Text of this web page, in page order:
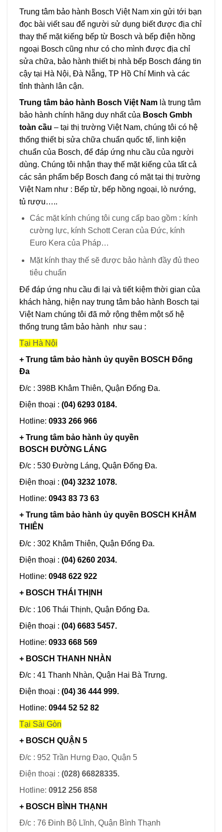
Trung tâm bảo hành Bosch Việt Nam xin gửi tới bạn
đọc bài viết sau để người sử dụng biết được địa chỉ
thay thế mặt kiếng bếp từ Bosch và bếp điện hồng
ngoại Bosch cũng như có cho mình được địa chỉ
sửa chữa, bảo hành thiết bị nhà bếp Bosch đáng tin
cậy tại Hà Nội, Đà Nẵng, TP Hồ Chí Minh và các
tỉnh thành lân cận.
Trung tâm bảo hành Bosch Việt Nam là trung tâm
bảo hành chính hãng duy nhất của Bosch Gmbh
toàn cầu – tại thị trường Việt Nam, chúng tôi có hệ
thống thiết bị sửa chữa chuẩn quốc tế, linh kiện
chuẩn của Bosch, để đáp ứng nhu cầu của người
dùng. Chúng tôi nhận thay thế mặt kiếng của tất cả
các sản phẩm bếp Bosch đang có mặt tại thị trường
Việt Nam như : Bếp từ, bếp hồng ngoại, lò nướng,
tủ rượu…..
Các mặt kính chúng tôi cung cấp bao gồm : kính
cường lực, kính Schott Ceran của Đức, kính
Euro Kera của Pháp…
Mặt kính thay thế sẽ được bảo hành đầy đủ theo
tiêu chuẩn
Để đáp ứng nhu cầu đi lại và tiết kiệm thời gian của
khách hàng, hiện nay trung tâm bảo hành Bosch tại
Việt Nam chúng tôi đã mở rộng thêm một số hệ
thống trung tâm bảo hành như sau :
Tại Hà Nội
+ Trung tâm bảo hành ủy quyền BOSCH Đống
Đa
Đ/c : 398B Khâm Thiên, Quận Đống Đa.
Điện thoại : (04) 6293 0184.
Hotline: 0933 266 966
+ Trung tâm bảo hành ủy quyền
BOSCH ĐƯỜNG LÁNG
Đ/c : 530 Đường Láng, Quận Đống Đa.
Điện thoại : (04) 3232 1078.
Hotline: 0943 83 73 63
+ Trung tâm bảo hành ủy quyền BOSCH KHÂM
THIÊN
Đ/c : 302 Khâm Thiên, Quận Đống Đa.
Điện thoại : (04) 6260 2034.
Hotline: 0948 622 922
+ BOSCH THÁI THỊNH
Đ/c : 106 Thái Thịnh, Quận Đống Đa.
Điện thoại : (04) 6683 5457.
Hotline: 0933 668 569
+ BOSCH THANH NHÀN
Đ/c : 41 Thanh Nhàn, Quận Hai Bà Trưng.
Điện thoại : (04) 36 444 999.
Hotline: 0944 52 52 82
Tại Sài Gòn
+ BOSCH QUẬN 5
Đ/c : 952 Trần Hưng Đạo, Quận 5
Điện thoại : (028) 66828335.
Hotline: 0912 256 858
+ BOSCH BÌNH THẠNH
Đ/c : 76 Đinh Bộ Lĩnh, Quận Bình Thạnh